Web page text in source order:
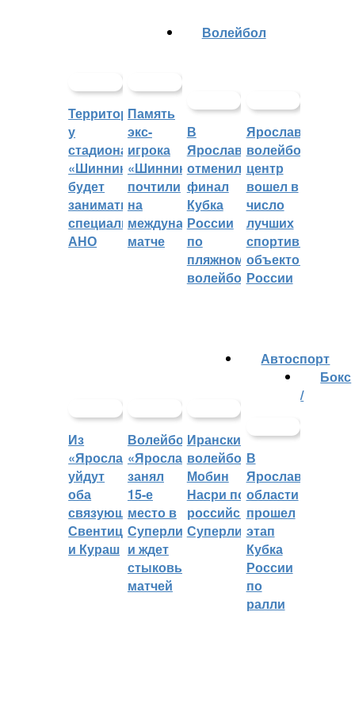
Территорией
у
стадиона
«Шинник»
будет
заниматься
специальное
АНО
Память
экс-
игрока
«Шинника»
почтили
на
международном
матче
Волейбол
В
Ярославле
отменили
финал
Кубка
России
по
пляжному
волейболу
Ярославский
волейбольный
центр
вошел в
число
лучших
спортивных
объектов
России
Из
«Ярославича»
уйдут
оба
связующих:
Свентицкис
и Кураш
Волейбольный
«Ярославич»
занял
15-е
место в
Суперлиге
и ждет
стыковых
матчей
Иранский
волейболист
Мобин
Насри покинет
российскую
Суперлигу
Автоспорт
В
Ярославской
области
прошел
этап
Кубка
России
по
ралли
Бокс
/